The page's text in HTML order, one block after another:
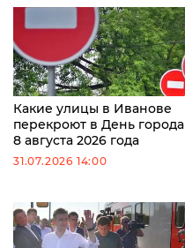
Какие улицы в Иванове
перекроют в День города
8 августа 2026 года
31.07.2026 14:00